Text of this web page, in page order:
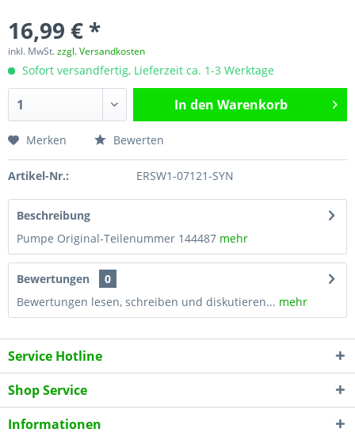
16,99 € *
inkl. MwSt.zzgl. Versandkosten
Sofort versandfertig, Lieferzeit ca. 1-3 Werktage
In den Warenkorb
Merken Bewerten
Artikel-Nr.: ERSW1-07121-SYN
Beschreibung
Pumpe Original-Teilenummer 144487 mehr
Bewertungen
0
Bewertungen lesen, schreiben und diskutieren... mehr
Service Hotline
Shop Service
Informationen